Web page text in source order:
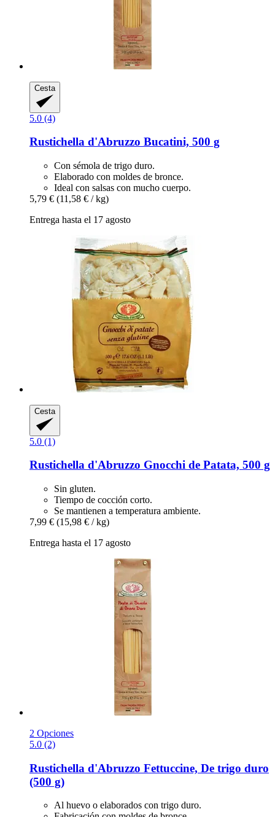
Cesta
5.0 (4)
Rustichella d'Abruzzo Bucatini, 500 g
Con sémola de trigo duro.
Elaborado con moldes de bronce.
Ideal con salsas con mucho cuerpo.
5,79 € (11,58 € / kg)
Entrega hasta el 17 agosto
Cesta
5.0 (1)
Rustichella d'Abruzzo Gnocchi de Patata, 500 g
Sin gluten.
Tiempo de cocción corto.
Se mantienen a temperatura ambiente.
7,99 € (15,98 € / kg)
Entrega hasta el 17 agosto
2 Opciones
5.0 (2)
Rustichella d'Abruzzo Fettuccine, De trigo duro
(500 g)
Al huevo o elaborados con trigo duro.